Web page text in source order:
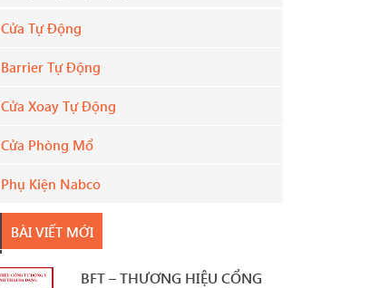
Cửa Tự Động
Barrier Tự Động
Cửa Xoay Tự Động
Cửa Phòng Mổ
Phụ Kiện Nabco
BÀI VIẾT MỚI
BFT – THƯƠNG HIỆU CỔNG